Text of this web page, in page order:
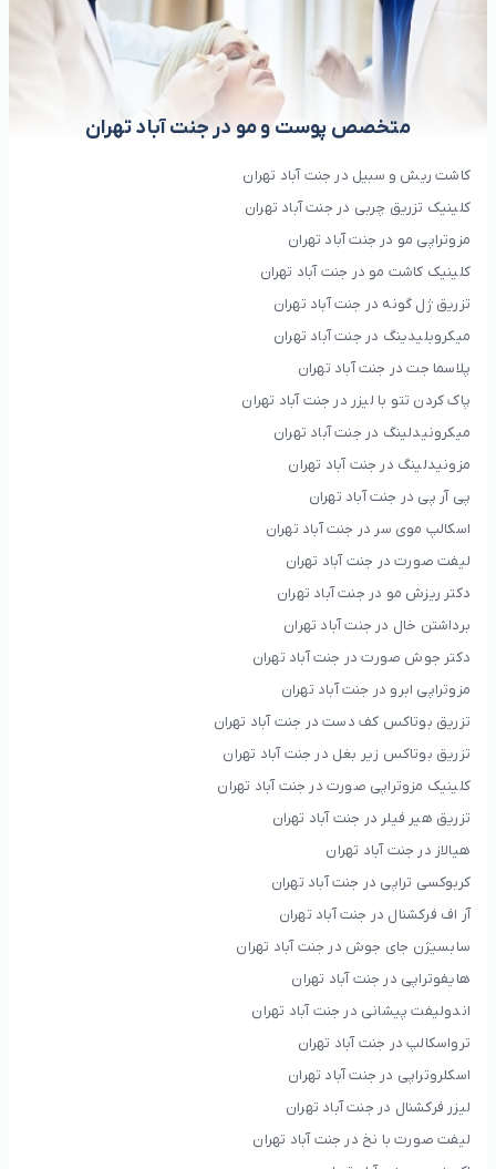
متخصص پوست و مو در جنت آباد تهران
کاشت ریش و سبیل در جنت آباد تهران
کلینیک تزریق چربی در جنت آباد تهران
مزوتراپی مو در جنت آباد تهران
کلینیک کاشت مو در جنت آباد تهران
تزریق ژل گونه در جنت آباد تهران
میکروبلیدینگ در جنت آباد تهران
پلاسما جت در جنت آباد تهران
پاک کردن تتو با لیزر در جنت آباد تهران
میکرونیدلینگ در جنت آباد تهران
مزونیدلینگ در جنت آباد تهران
پی آر پی در جنت آباد تهران
اسکالپ موی سر در جنت آباد تهران
لیفت صورت در جنت آباد تهران
دکتر ریزش مو در جنت آباد تهران
برداشتن خال در جنت آباد تهران
دکتر جوش صورت در جنت آباد تهران
مزوتراپی ابرو در جنت آباد تهران
تزریق بوتاکس کف دست در جنت آباد تهران
تزریق بوتاکس زیر بغل در جنت آباد تهران
کلینیک مزوتراپی صورت در جنت آباد تهران
تزریق هیر فیلر در جنت آباد تهران
هیالاز در جنت آباد تهران
کربوکسی تراپی در جنت آباد تهران
آر اف فرکشنال در جنت آباد تهران
سابسیژن جای جوش در جنت آباد تهران
هایفوتراپی در جنت آباد تهران
اندولیفت پیشانی در جنت آباد تهران
ترواسکالپ در جنت آباد تهران
اسکلروتراپی در جنت آباد تهران
لیزر فرکشنال در جنت آباد تهران
لیفت صورت با نخ در جنت آباد تهران